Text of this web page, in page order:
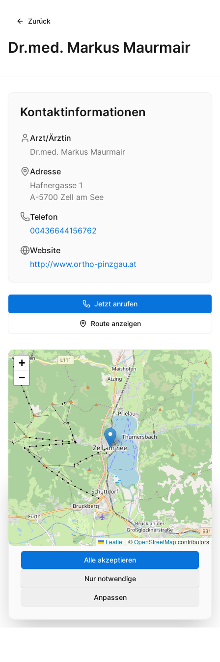
Cookie-Einstellungen
Wir verwenden Cookies und ähnliche Technologien, um
die Nutzung unserer Website zu analysieren und zu
verbessern. Durch Ihre Zustimmung helfen Sie uns,
unseren Service zu optimieren.
Alle akzeptieren
Nur notwendige
Anpassen
Zurück
Dr.med. Markus Maurmair
Kontaktinformationen
Arzt/Ärztin
Dr.med. Markus Maurmair
Adresse
Hafnergasse 1
A-5700 Zell am See
Telefon
00436644156762
Website
http://www.ortho-pinzgau.at
Jetzt anrufen
Route anzeigen
+
−
Leaflet | ©OpenStreetMapcontributors